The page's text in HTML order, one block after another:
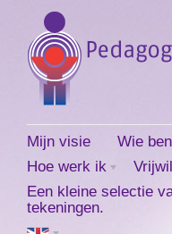
Mijn visie Wie
Hoe werk ik
Een kleine selectie
tekeningen.